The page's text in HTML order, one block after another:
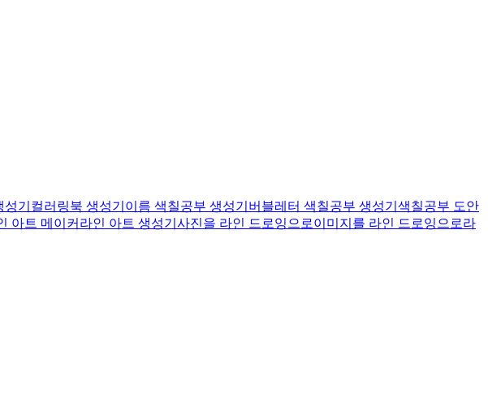
기 컬러링북 생성기 이름 색칠공부 생성기 버블레터 색칠공부 생성기 색칠공부 도안
아트 메이커 라인 아트 생성기 사진을 라인 드로잉으로이미지를 라인 드로잉으로라